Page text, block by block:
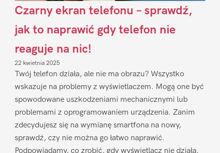
Czarny ekran telefonu – sprawdź,
jak to naprawić gdy telefon nie
reaguje na nic!
22 kwietnia 2025
Twój telefon działa, ale nie ma obrazu? Wszystko
wskazuje na problemy z wyświetlaczem. Mogą one być
spowodowane uszkodzeniami mechanicznymi lub
problemami z oprogramowaniem urządzenia. Zanim
zdecydujesz się na wymianę smartfona na nowy,
sprawdź, czy nie można go łatwo naprawić.
Podpowiadamy, co zrobić, gdy wyświetlacz nie działa.